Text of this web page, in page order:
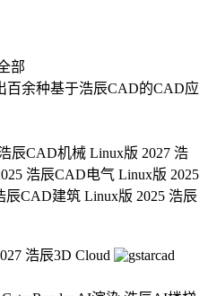
部
百余种基于浩辰CAD的CAD应
辰CAD机械 Linux版 2027 浩
浩辰CAD电气 Linux版 2025
辰CAD建筑 Linux版 2025 浩辰
浩辰3D Cloud